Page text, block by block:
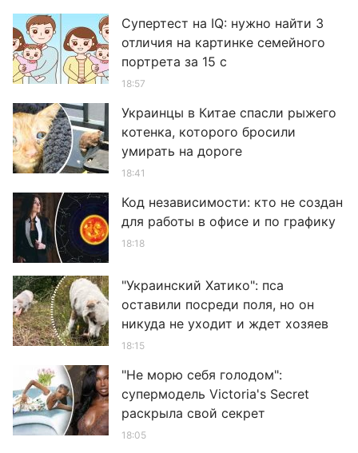
Супертест на IQ: нужно найти 3
отличия на картинке семейного
портрета за 15 с
18:57
Украинцы в Китае спасли рыжего
котенка, которого бросили
умирать на дороге
18:41
Код независимости: кто не создан
для работы в офисе и по графику
18:18
"Украинский Хатико": пса
оставили посреди поля, но он
никуда не уходит и ждет хозяев
18:15
"Не морю себя голодом":
супермодель Victoria's Secret
раскрыла свой секрет
18:05